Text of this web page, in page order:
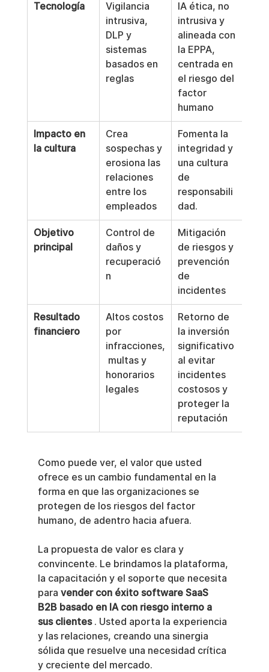
Tecnología
Vigilancia
intrusiva,
DLP y
sistemas
basados en
reglas
IA ética, no
intrusiva y
alineada con
la EPPA,
centrada en
el riesgo del
factor
humano
Impacto en
la cultura
Crea
sospechas y
erosiona las
relaciones
entre los
empleados
Fomenta la
integridad y
una cultura
de
responsabili
dad.
Objetivo
principal
Control de
daños y
recuperació
n
Mitigación
de riesgos y
prevención
de
incidentes
Resultado
financiero
Altos costos
por
infracciones,
multas y
honorarios
legales
Retorno de
la inversión
significativo
al evitar
incidentes
costosos y
proteger la
reputación
Como puede ver, el valor que usted
ofrece es un cambio fundamental en la
forma en que las organizaciones se
protegen de los riesgos del factor
humano, de adentro hacia afuera.
La propuesta de valor es clara y
convincente. Le brindamos la plataforma,
la capacitación y el soporte que necesita
para vender con éxito software SaaS
B2B basado en IA con riesgo interno a
sus clientes . Usted aporta la experiencia
y las relaciones, creando una sinergia
sólida que resuelve una necesidad crítica
y creciente del mercado.